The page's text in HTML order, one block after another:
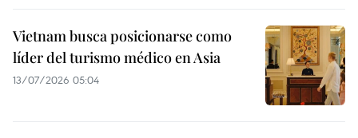
Vietnam busca posicionarse como
líder del turismo médico en Asia
13/07/2026 05:04